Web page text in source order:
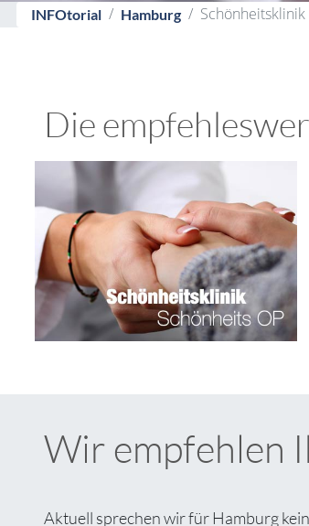
INFOtorial Hamburg
Die
Wir empfehlen
Aktuell sprechen wir für Hamburg